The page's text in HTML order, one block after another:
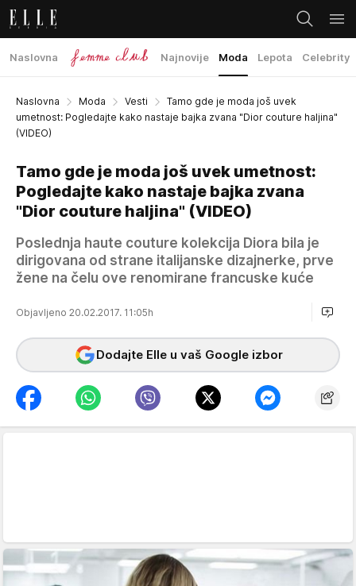
Naslovna Najnovije Moda Lepota Celebrity
Naslovna Moda Vesti
Tamo gde je moda još uvek
umetnost: Pogledajte kako nastaje bajka zvana "Dior couture haljina"
(VIDEO)
Tamo gde je moda još uvek umetnost:
Pogledajte kako nastaje bajka zvana
"Dior couture haljina" (VIDEO)
Poslednja haute couture kolekcija Diora bila je
dirigovana od strane italijanske dizajnerke, prve
žene na čelu ove renomirane francuske kuće
Objavljeno 20.02.2017. 11:05h
Dodajte Elle u vaš Google izbor